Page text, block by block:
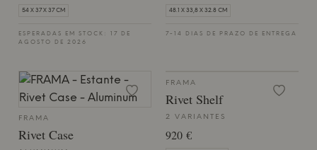
54 X 37 X 37 CM
ESPERADAS EM STOCK: 17 DE
AGOSTO DE 2026
48.1 X 33,8 X 32.8 CM
7-14 DIAS DE PRAZO DE ENTREGA
FRAMA
Rivet Case
FRAMA
Rivet Shelf
2 VARIANTES
920 €